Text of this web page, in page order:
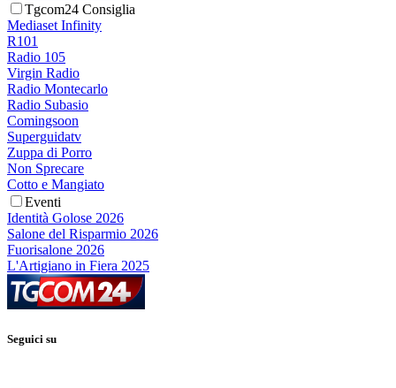
Tgcom24 Consiglia
Mediaset Infinity
R101
Radio 105
Virgin Radio
Radio Montecarlo
Radio Subasio
Comingsoon
Superguidatv
Zuppa di Porro
Non Sprecare
Cotto e Mangiato
Eventi
Identità Golose 2026
Salone del Risparmio 2026
Fuorisalone 2026
L'Artigiano in Fiera 2025
Seguici su